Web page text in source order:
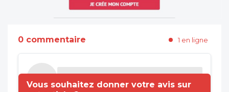
0 commentaire 1 en ligne
Vous souhaitez donner votre avis sur